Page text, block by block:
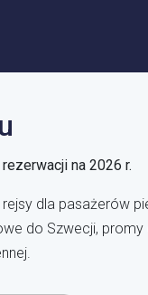
na 2026 r.
dla pasażerów
do Szwecji, promy